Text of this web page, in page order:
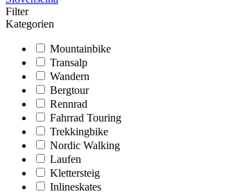
Filter
Kategorien
Mountainbike
Transalp
Wandern
Bergtour
Rennrad
Fahrrad Touring
Trekkingbike
Nordic Walking
Laufen
Klettersteig
Inlineskates